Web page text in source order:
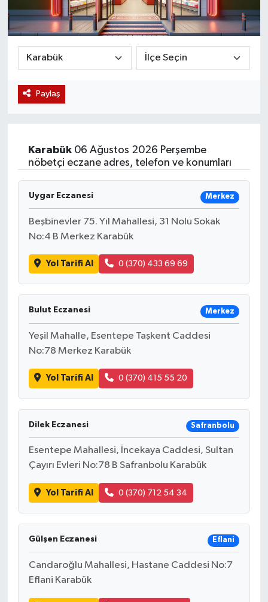
Paylaş
Karabük06 Ağustos 2026 Perşembe
nöbetçi eczane adres, telefon ve konumları
Uygar Eczanesi Merkez
Beşbinevler 75. Yıl Mahallesi, 31 Nolu Sokak
No:4 B Merkez Karabük
Yol Tarifi Al 0 (370) 433 69 69
Bulut Eczanesi Merkez
Yeşil Mahalle, Esentepe Taşkent Caddesi
No:78 Merkez Karabük
Yol Tarifi Al 0 (370) 415 55 20
Dilek Eczanesi Safranbolu
Esentepe Mahallesi, İncekaya Caddesi, Sultan
Çayırı Evleri No:78 B Safranbolu Karabük
Yol Tarifi Al 0 (370) 712 54 34
Gülşen Eczanesi Eflani
Candaroğlu Mahallesi, Hastane Caddesi No:7
Eflani Karabük
Magazin
Etkinlikler